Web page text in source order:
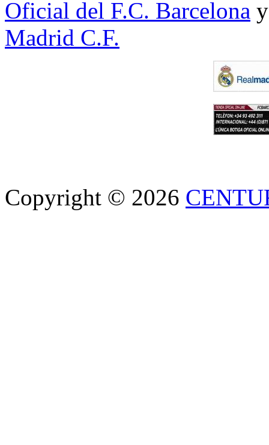
Oficial del F.C. Barcelona
Madrid C.F.
Copyright © 2026